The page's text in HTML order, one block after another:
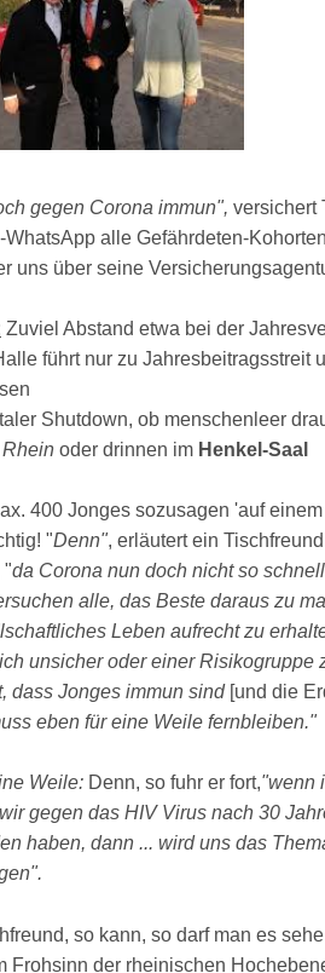
gegen Corona immun", versichert
WhatsApp alle Gefährdeten-
uns über seine
Zuviel Abstand etwa bei der
führt nur zu Jahresbeitragsstreit
Shutdown, ob menschenleer
oder drinnen im Henkel-Saal
400 Jonges sozusagen 'auf
"Denn", erläutert ein
"da Corona nun doch nicht so
alle, das Beste daraus zu
Leben aufrecht zu
unsicher oder einer Risikogruppe
dass Jonges immun sind [und die
eben für eine Weile fernbleiben."
Weile: Denn, so fuhr er fort,"wenn
gegen das HIV Virus nach 30
haben, dann ... wird uns das
so kann, so darf man es
Frohsinn der rheinischen